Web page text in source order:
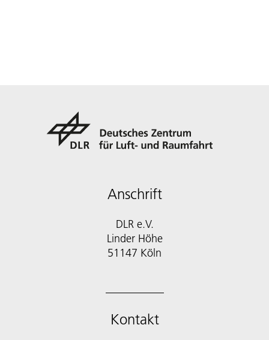
Anschrift
DLR e.V.
Linder Höhe
51147 Köln
Kontakt